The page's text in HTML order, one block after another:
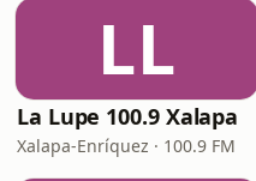
LL
La Lupe 100.9 Xalapa
Xalapa-Enríquez · 100.9 FM